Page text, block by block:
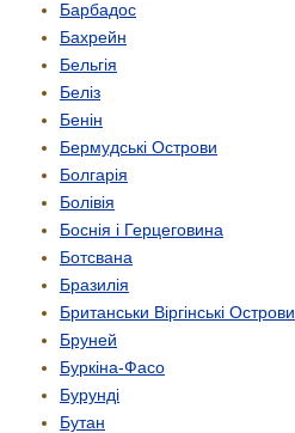
Барбадос
Бахрейн
Бельгія
Беліз
Бенін
Бермудські Острови
Болгарія
Болівія
Боснія і Герцеговина
Ботсвана
Бразилія
Британськи Віргінські Острови
Бруней
Буркіна-Фасо
Бурунді
Бутан